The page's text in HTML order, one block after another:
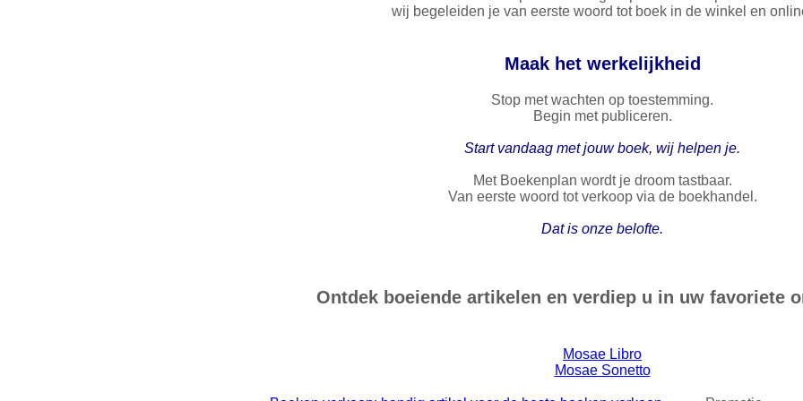
wij begeleiden je van eerste woord tot boek in de winkel en
Maak het werkelijkheid
Stop met wachten op toestemming.
Begin met publiceren.
Start vandaag met jouw boek, wij helpen je.
Met Boekenplan wordt je droom tastbaar.
Van eerste woord tot verkoop via de boekhandel.
Dat is onze belofte.
Ontdek boeiende artikelen en verdiep u in uw favoriete
Mosae Libro
Mosae Sonetto